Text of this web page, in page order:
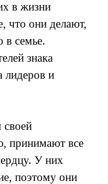
в жизни
что они делают,
в семье.
знака
лидеров и
своей
принимают все
У них
поэтому они